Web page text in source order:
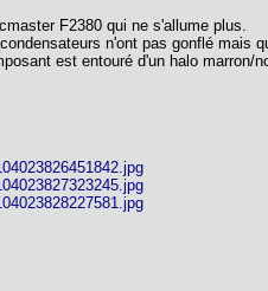
F2380 qui ne s'allume plus.
n'ont pas gonflé mais
est entouré d'un halo marron/